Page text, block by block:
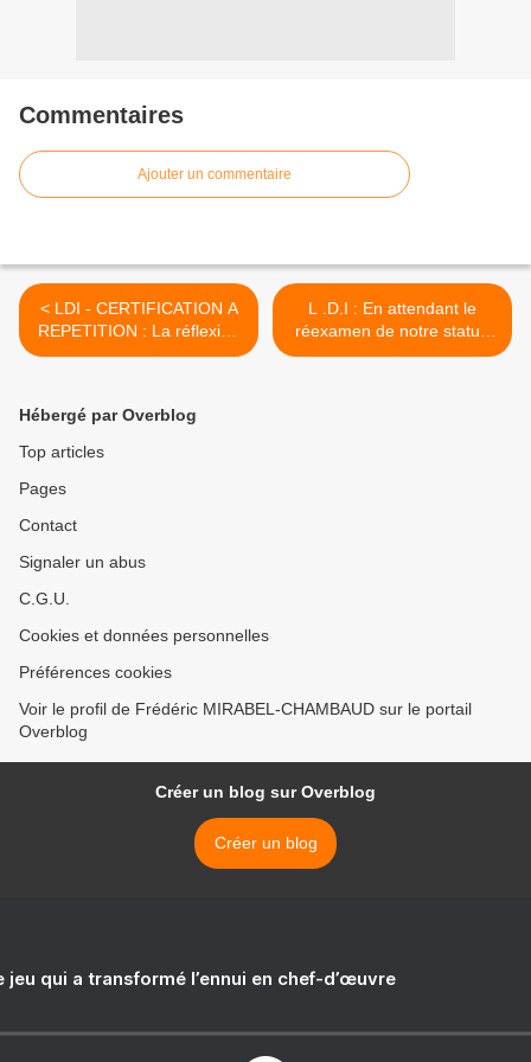
Commentaires
Ajouter un commentaire
< LDI - CERTIFICATION A
REPETITION : La réflexion
gouvernementale reprend.
L .D.I : En attendant le
réexamen de notre statut,
la validité de vos
Hébergé par Overblog
Top articles
Pages
Contact
Signaler un abus
C.G.U.
Cookies et données personnelles
Préférences cookies
Voir le profil de Frédéric MIRABEL-CHAMBAUD sur le portail
Overblog
Créer un blog sur Overblog
Créer un blog
jeu qui a transformé l’ennui en chef-d’œuvre